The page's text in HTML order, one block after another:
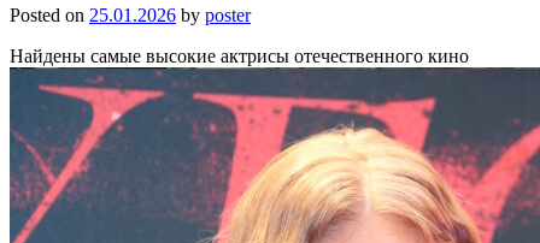
Posted on 25.01.2026 by poster
Найдены самые высокие актрисы отечественного кино